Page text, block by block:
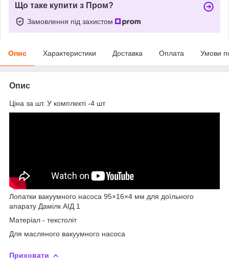
Що таке купити з Пром?
Замовлення під захистом
Опис Характеристики Доставка Оплата Умови
Опис
Ціна за шт. У комплекті -4 шт
Лопатки вакуумного насоса 95×16×4 мм для доїльного
апарату Дамілк АІД 1
Матеріал - текстоліт
Для масляного вакуумного насоса
Приховати